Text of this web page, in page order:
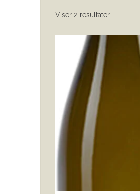
Viser 2 resultater